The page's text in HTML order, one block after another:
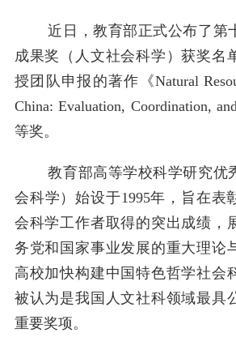
近日，教育部正式公布了第
成果奖（人文社会科学）获奖名
授团队申报的著作《Natural
China: Evaluation, Coordination,
等奖。
教育部高等学校科学研究优
会科学）始设于1995年，旨在表
会科学工作者取得的突出成绩，
务党和国家事业发展的重大理论
高校加快构建中国特色哲学社会
被认为是我国人文社科领域最具
重要奖项。